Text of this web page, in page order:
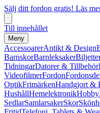
Sälj ditt fordon gratis! Läs
Till innehållet
Meny
AccessoarerAntikt & Design
BarnskorBarnleksaker
TidningarDatorer & Tillbehör
VideofilmerFordon
OptikFrimärkenHandgjort &
HushållHemelektronikHobby
SedlarSamlarsakerSkor